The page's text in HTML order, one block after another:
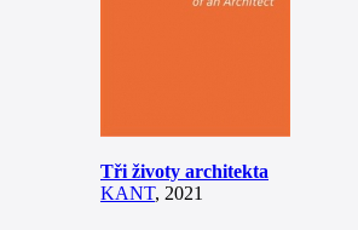
Tři životy architekta
KANT, 2021